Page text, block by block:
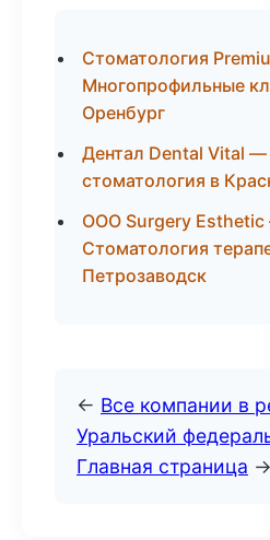
Стоматология
Многопрофильные
Оренбург
Дентал Dental Vital —
стоматология в
ООО Surgery
Стоматология
Петрозаводск
← Все компании в
Уральский
Главная страница →